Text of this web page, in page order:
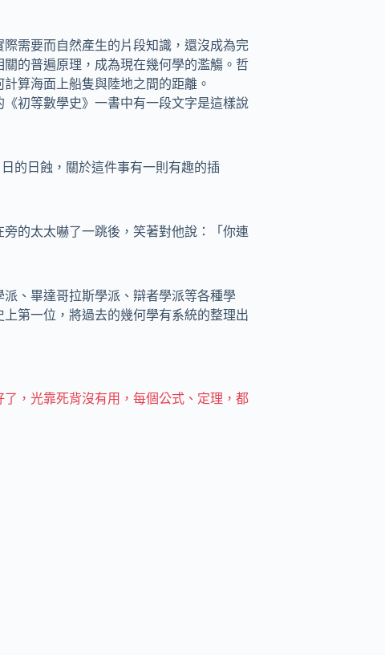
需要而自然產生的片段知識，還沒成為完
的普遍原理，成為現在幾何學的濫觴。哲
算海面上船隻與陸地之間的距離。
初等數學史》一書中有一段文字是這樣說
的日蝕，關於這件事有一則有趣的插
的太太嚇了一跳後，笑著對他說：「你連
、畢達哥拉斯學派、辯者學派等各種學
第一位，將過去的幾何學有系統的整理出
，光靠死背沒有用，每個公式、定理，都